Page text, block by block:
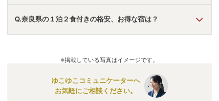
A.「グランドメルキュール奈良橿原」・「グランヴィリオホ
テル奈良和蔵 ルートインホテルズ」 ・「奈良パークホテル
などの旅館・ホテルがおすすめの宿泊先です。
Q.奈良県の１泊２食付きの格安、お得な宿は？
格で泊まれる宿泊先です。※掲載している写真はイメージです。
ゆこゆこコミュニケーターへ
お気軽にご相談ください。